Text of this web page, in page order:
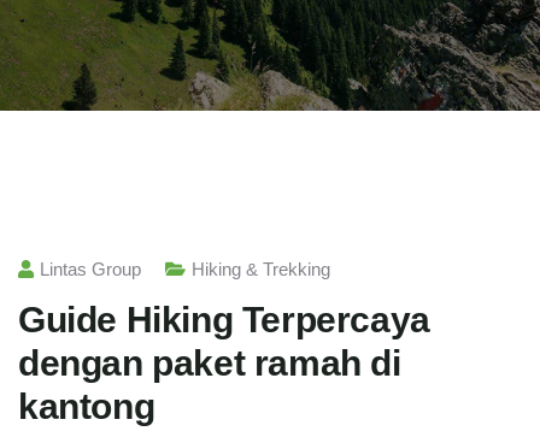
Lintas Group Hiking & Trekking
Guide Hiking Terpercaya
dengan paket ramah di
kantong